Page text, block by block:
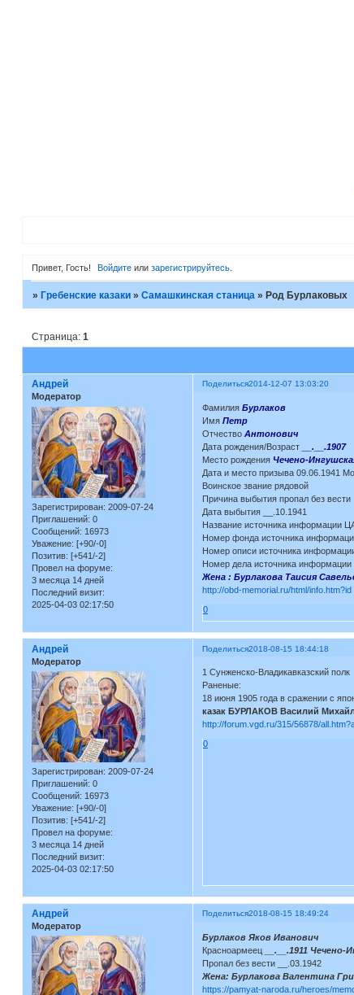
Привет, Гость! Войдите илизарегистрируйтесь
» Гребенские казаки » Самашкинская станица » Род Бурлаковых
Страница: 1
Поделиться2014-12-07 13:03:20
Андрей
Модератор
Зарегистрирован: 2009-07-24
Приглашений: 0
Сообщений: 16973
Уважение: [+90/-0]
Позитив: [+541/-2]
Провел на форуме:
3 месяца 14 дней
Последний визит:
2025-04-03 02:17:50
Фамилия Бурлаков
Имя Петр
Отчество Антонович
Дата рождения/Возраст
__.__.1907
Место рождения Чечено-
Дата и место призыва 09.06.1941
Воинское звание рядовой
Причина выбытия пропал без вести
Дата выбытия __.10.1941
Название источника информации
Номер фонда источника
Номер описи источника
Номер дела источника информации
Жена : Бурлакова Таисия
http://obd-memorial.ru/html/
0
Поделиться2018-08-15 18:44:18
Андрей
Модератор
Зарегистрирован: 2009-07-24
Приглашений: 0
Сообщений: 16973
Уважение: [+90/-0]
Позитив: [+541/-2]
Провел на форуме:
3 месяца 14 дней
Последний визит:
2025-04-03 02:17:50
1 Сунженско-Владикавказский полк
Раненые:
18 июня 1905 года в сражении с
казак БУРЛАКОВ Василий
http://forum.vgd.ru/315/56878/
0
Поделиться2018-08-15 18:49:24
Андрей
Модератор
Бурлаков Яков Иванович
Красноармеец
__.__.1911
Пропал без вести __.03.1942
Жена: Бурлакова Валентина
https://pamyat-naroda.ru/heroes/